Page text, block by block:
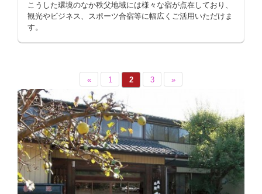
こうした環境のなか秩父地域には様々な宿が点在しており、
観光やビジネス、スポーツ合宿等に幅広くご活用いただけま
す。
« 1 2 3 »